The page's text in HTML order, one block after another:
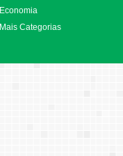
Economia
Mais Categorias